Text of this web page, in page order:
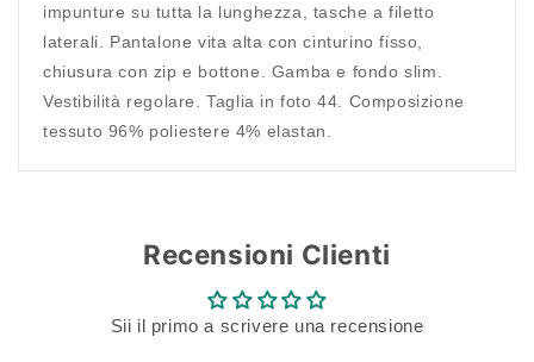
impunture su tutta la lunghezza, tasche a filetto
laterali. Pantalone vita alta con cinturino fisso,
chiusura con zip e bottone. Gamba e fondo slim.
Vestibilità regolare. Taglia in foto 44. Composizione
tessuto 96% poliestere 4% elastan.
Recensioni Clienti
Sii il primo a scrivere una recensione
Accesso richiesto
Accedi al tuo account per aggiungere prodotti alla
tua lista dei desideri e visualizzare gli articoli
salvati in precedenza.